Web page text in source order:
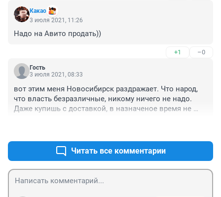
путинской России вынужден работать чтоб не
сдохнуть с голода на пенсии
Какао
3 июля 2021, 11:26
Надо на Авито продать))
+1 –0
Гость
3 июля 2021, 08:33
вот этим меня Новосибирск раздражает. Что народ,
что власть безразличные, никому ничего не надо.
Даже купишь с доставкой, в назначеное время не
Читать все комментарии